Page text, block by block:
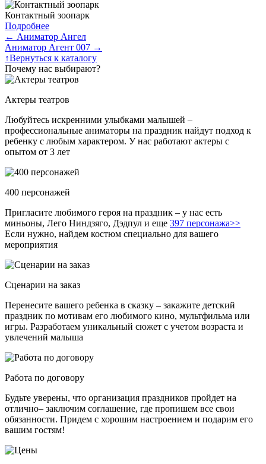
Контактный зоопарк
Подробнее
← Аниматор Ангел
Аниматор Агент 007 →
↑Вернуться к каталогу
Почему нас выбирают?
Актеры театров
Любуйтесь искренними улыбками малышей –
профессиональные аниматоры на праздник найдут подход к
ребенку с любым характером. У нас работают актеры с
опытом от 3 лет
400 персонажей
Пригласите любимого героя на праздник – у нас есть
миньоны, Лего Ниндзяго, Дэдпул и еще 397 персонажа>>
Если нужно, найдем костюм специально для вашего
мероприятия
Сценарии на заказ
Перенесите вашего ребенка в сказку – закажите детский
праздник по мотивам его любимого кино, мультфильма или
игры. Разработаем уникальный сюжет с учетом возраста и
увлечений малыша
Работа по договору
Будьте уверены, что организация праздников пройдет на
отлично– заключим соглашение, где пропишем все свои
обязанности. Придем с хорошим настроением и подарим его
вашим гостям!